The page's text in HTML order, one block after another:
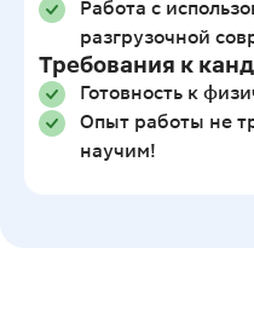
Работа с
разгрузочной
Требования к
Готовность к
Опыт работы не
научим!